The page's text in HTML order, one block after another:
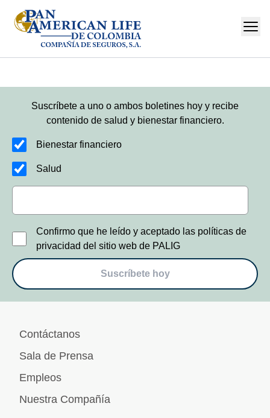
Suscríbete a uno o ambos boletines hoy y recibe
contenido de salud y bienestar financiero.
Bienestar financiero
Salud
Confirmo que he leído y aceptado las políticas de
privacidad del sitio web de PALIG
Suscríbete hoy
Contáctanos
Sala de Prensa
Empleos
Nuestra Compañía